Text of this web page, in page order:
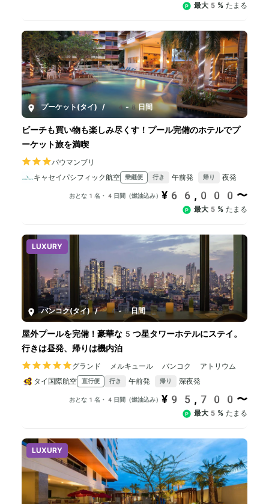
最大5% たまる
プーケット(タイ) / 4-8日間
ビーチも買い物も楽しみ尽くす！プール完備のホテルでプ
ーケット旅を満喫
バウマンブリ
キャセイパシフィック航空
乗継便 行き 午前発 帰り 夜発
おとな1名・4日間（燃油込み） ¥66,000〜
最大5% たまる
LUXURY
バンコク(タイ) / 4-8日間
屋外プールを完備！豪華な5つ星タワーホテルにステイ。
行きは昼発、帰りは機内泊
グランド メルキュール バンコク アトリウム
タイ国際航空
直行便 行き 午前発 帰り 深夜発
おとな1名・4日間（燃油込み） ¥95,700〜
最大5% たまる
LUXURY